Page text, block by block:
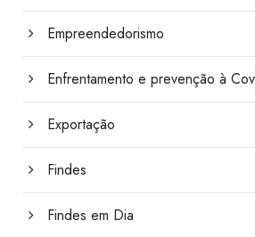
Empreendedorismo
Enfrentamento e prevenção à
Exportação
Findes
Findes em Dia